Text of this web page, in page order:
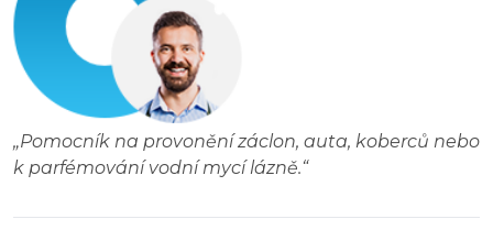
„Pomocník na provonění záclon, auta, koberců nebo
k parfémování vodní mycí lázně.“